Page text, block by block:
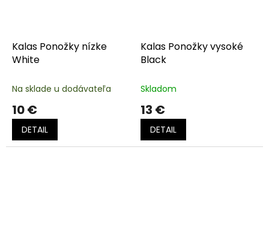
Kalas Ponožky nízke
White
Na sklade u dodávateľa
10 €
DETAIL
Kalas Ponožky vysoké
Black
Skladom
13 €
DETAIL